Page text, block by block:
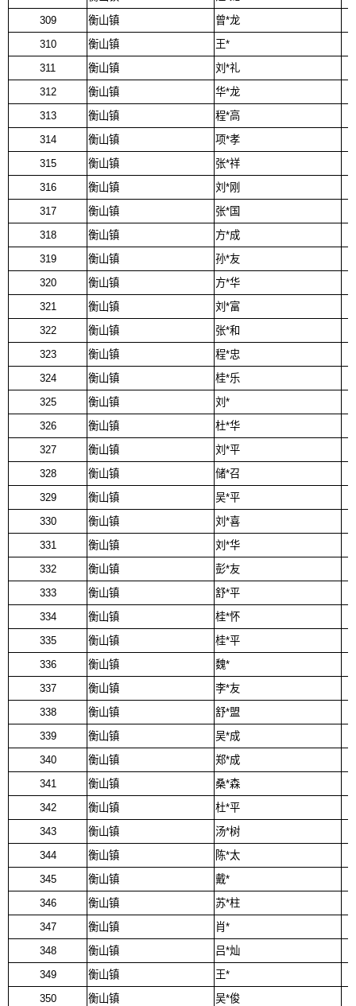
309
衡山镇
曾*龙
310
衡山镇
王*
311
衡山镇
刘*礼
312
衡山镇
华*龙
313
衡山镇
程*高
314
衡山镇
项*孝
315
衡山镇
张*祥
316
衡山镇
刘*刚
317
衡山镇
张*国
318
衡山镇
方*成
319
衡山镇
孙*友
320
衡山镇
方*华
321
衡山镇
刘*富
322
衡山镇
张*和
323
衡山镇
程*忠
324
衡山镇
桂*乐
325
衡山镇
刘*
326
衡山镇
杜*华
327
衡山镇
刘*平
328
衡山镇
储*召
329
衡山镇
吴*平
330
衡山镇
刘*喜
331
衡山镇
刘*华
332
衡山镇
彭*友
333
衡山镇
舒*平
334
衡山镇
桂*怀
335
衡山镇
桂*平
336
衡山镇
魏*
337
衡山镇
李*友
338
衡山镇
舒*盟
339
衡山镇
吴*成
340
衡山镇
郑*成
341
衡山镇
桑*森
342
衡山镇
杜*平
343
衡山镇
汤*树
344
衡山镇
陈*太
345
衡山镇
戴*
346
衡山镇
苏*柱
347
衡山镇
肖*
348
衡山镇
吕*灿
349
衡山镇
王*
350
衡山镇
吴*俊